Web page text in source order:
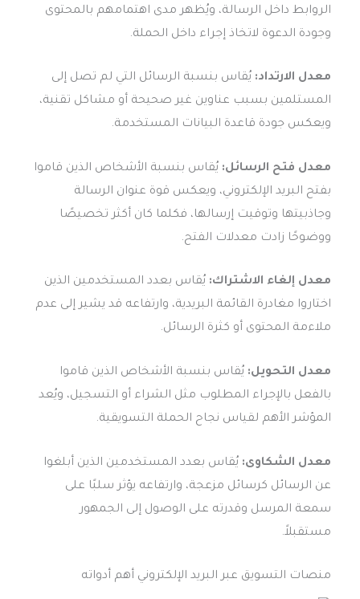
الروابط داخل الرسالة، ويُظهر مدى اهتمامهم بالمحتوى
وجودة الدعوة لاتخاذ إجراء داخل الحملة.
معدل الارتداد: يُقاس بنسبة الرسائل التي لم تصل إلى
المستلمين بسبب عناوين غير صحيحة أو مشاكل تقنية،
ويعكس جودة قاعدة البيانات المستخدمة.
معدل فتح الرسائل: يُقاس بنسبة الأشخاص الذين قاموا
بفتح البريد الإلكتروني، ويعكس قوة عنوان الرسالة
وجاذبيتها وتوقيت إرسالها، فكلما كان أكثر تخصيصًا
ووضوحًا زادت معدلات الفتح.
معدل إلغاء الاشتراك: يُقاس بعدد المستخدمين الذين
اختاروا مغادرة القائمة البريدية، وارتفاعه قد يشير إلى عدم
ملاءمة المحتوى أو كثرة الرسائل.
معدل التحويل: يُقاس بنسبة الأشخاص الذين قاموا
بالفعل بالإجراء المطلوب مثل الشراء أو التسجيل، ويُعد
المؤشر الأهم لقياس نجاح الحملة التسويقية.
معدل الشكاوى: يُقاس بعدد المستخدمين الذين أبلغوا
عن الرسائل كرسائل مزعجة، وارتفاعه يؤثر سلبًا على
سمعة المرسل وقدرته على الوصول إلى الجمهور
مستقبلاً.
منصات التسويق عبر البريد الإلكتروني أهم أدواته